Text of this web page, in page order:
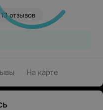
13 отзывов
На карте